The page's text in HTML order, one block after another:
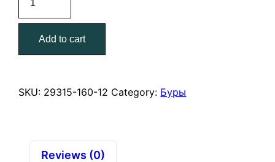
бетону
SDS-
Plus
мм
Add to cart
SKU: 29315-160-12 Category: Буры
Reviews (0)